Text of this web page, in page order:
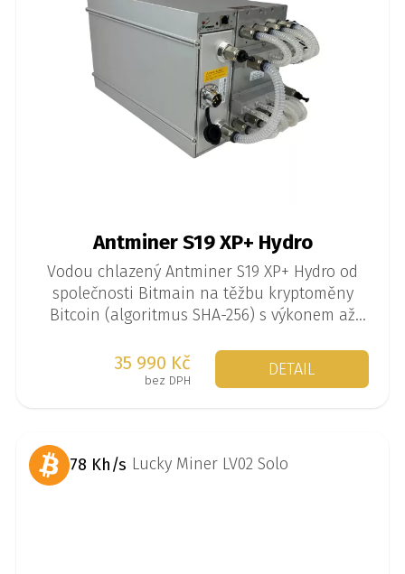
Antminer S19 XP+ Hydro
Vodou chlazený Antminer S19 XP+ Hydro od
společnosti Bitmain na těžbu kryptoměny
Bitcoin (algoritmus SHA-256) s výkonem až
35 990 Kč
bez DPH
DETAIL
78 Kh/s